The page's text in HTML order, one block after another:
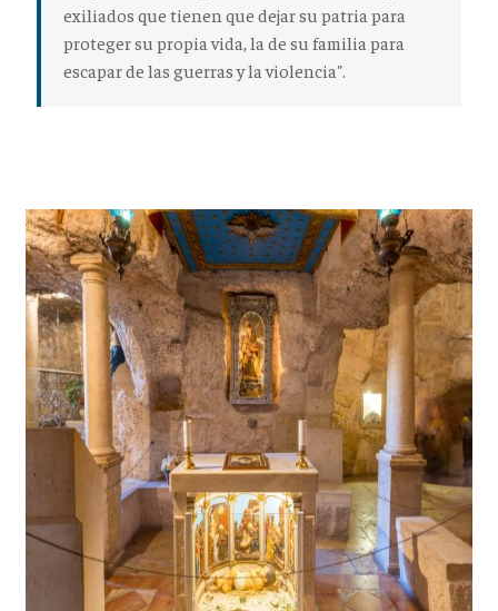
exiliados que tienen que dejar su patria para
proteger su propia vida, la de su familia para
escapar de las guerras y la violencia".